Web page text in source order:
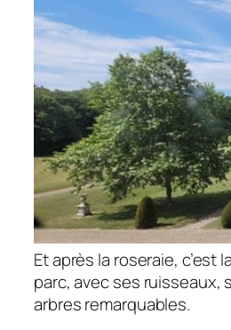
Et après la roseraie, c’est
parc, avec ses ruisseaux,
arbres remarquables.